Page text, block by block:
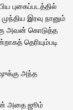
புகைப்படத்தில்
இரவு நானும்
அவன் கொடுத்த
தெரியும்படி
அந்த
அதை ஜூம்